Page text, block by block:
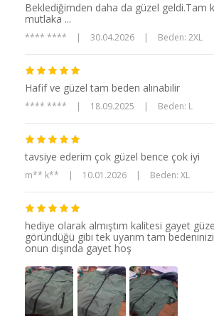
Beklediğimden daha da güzel geldi.Tam
mutlaka ...
**** **** | 30.04.2026 | Beden: 2XL
Hafif ve güzel tam beden alınabilir
**** **** | 18.09.2025 | Beden: L
tavsiye ederim çok güzel bence çok iyi
m** k** | 10.01.2026 | Beden: XL
hediye olarak almıştım kalitesi gayet
göründüğü gibi tek uyarım tam
onun dışında gayet hoş